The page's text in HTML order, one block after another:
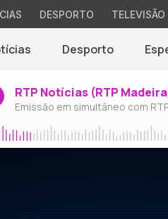
DESPORTO TELEVISÃO
Desporto
RTP Notícias (RTP
Emissão em simultâneo com